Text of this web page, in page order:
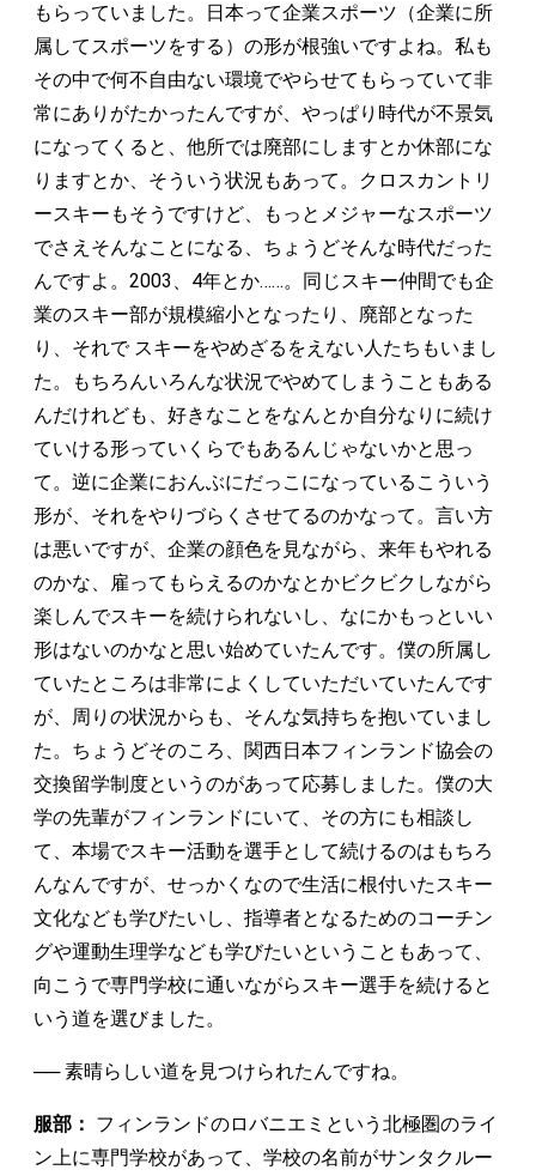
もらっていました。日本って企業スポーツ（企業に所
属してスポーツをする）の形が根強いですよね。私も
その中で何不自由ない環境でやらせてもらっていて非
常にありがたかったんですが、やっぱり時代が不景気
になってくると、他所では廃部にしますとか休部にな
りますとか、そういう状況もあって。クロスカントリ
ースキーもそうですけど、もっとメジャーなスポーツ
でさえそんなことになる、ちょうどそんな時代だった
んですよ。2003、4年とか……。同じスキー仲間でも企
業のスキー部が規模縮小となったり、廃部となった
り、それで スキーをやめざるをえない人たちもいまし
た。もちろんいろんな状況でやめてしまうこともある
んだけれども、好きなことをなんとか自分なりに続け
ていける形っていくらでもあるんじゃないかと思っ
て。逆に企業におんぶにだっこになっているこういう
形が、それをやりづらくさせてるのかなって。言い方
は悪いですが、企業の顔色を見ながら、来年もやれる
のかな、雇ってもらえるのかなとかビクビクしながら
楽しんでスキーを続けられないし、なにかもっといい
形はないのかなと思い始めていたんです。僕の所属し
ていたところは非常によくしていただいていたんです
が、周りの状況からも、そんな気持ちを抱いていまし
た。ちょうどそのころ、関西日本フィンランド協会の
交換留学制度というのがあって応募しました。僕の大
学の先輩がフィンランドにいて、その方にも相談し
て、本場でスキー活動を選手として続けるのはもちろ
んなんですが、せっかくなので生活に根付いたスキー
文化なども学びたいし、指導者となるためのコーチン
グや運動生理学なども学びたいということもあって、
向こうで専門学校に通いながらスキー選手を続けると
いう道を選びました。
── 素晴らしい道を見つけられたんですね。
服部： フィンランドのロバニエミという北極圏のライ
ン上に専門学校があって、学校の名前がサンタクルー